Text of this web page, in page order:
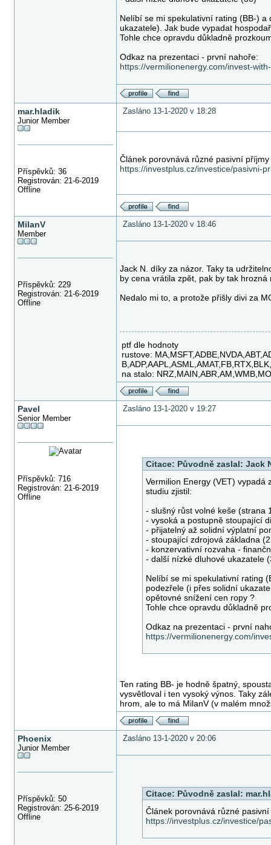
Nelíbí se mi spekulativní rating (BB-)
ukazatele). Jak bude vypadat
Tohle chce opravdu důkladně
Odkaz na prezentaci - první nahoře:
https://vermilionenergy.com/invest-
mar.hladik
Junior Member
Příspěvků: 36
Registrován: 21-6-2019
Offline
Zasláno 13-1-2020 v 18:28
Článek porovnává různé pasivní
https://investplus.cz/investice/pasivni-
MilanV
Member
Příspěvků: 229
Registrován: 21-6-2019
Offline
Zasláno 13-1-2020 v 18:46
Jack N. díky za názor. Taky ta
by cena vrátila zpět, pak by tak
Nedalo mi to, a protože přišly divi za
ptf dle hodnoty
rustove:
na stalo:
Pavel
Senior Member
Příspěvků: 716
Registrován: 21-6-2019
Offline
Zasláno 13-1-2020 v 19:27
Citace: Původně zaslal: Jack
Vermilion Energy (VET)
studiu zjistil:
- slušný růst volné keše (strana
- vysoká a postupně stoupající
- přijatelný až solidní výplatní
- stoupající zdrojová základna
- konzervativní rozvaha -
- další nízké dluhové ukazatele
Nelíbí se mi spekulativní rating
podezřele (i přes solidní
opětovné snížení cen ropy ?
Tohle chce opravdu důkladně
Odkaz na prezentaci - první
https://vermilionenergy.com/
Ten rating BB- je hodně špatný,
vysvětloval i ten vysoký výnos. Taky
hrom, ale to má MilanV (v malém
Phoenix
Junior Member
Příspěvků: 50
Registrován: 25-6-2019
Offline
Zasláno 13-1-2020 v 20:06
Citace: Původně zaslal:
Článek porovnává různé
https://investplus.cz/investice/